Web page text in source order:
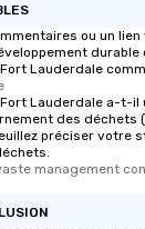
ou un
durable
Lauderdale
Lauderdale a-t-il
des déchets
préciser votre
management